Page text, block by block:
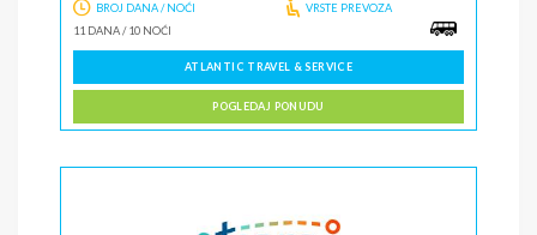
BROJ DANA / NOĆI
11 DANA/10 NOĆI
VRSTE PREVOZA
ATLANTIC TRAVEL & SERVICE
POGLEDAJ PONUDU